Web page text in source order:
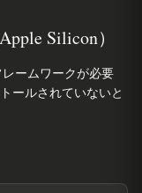
Silicon）
ームワークが必要
ールされていないと